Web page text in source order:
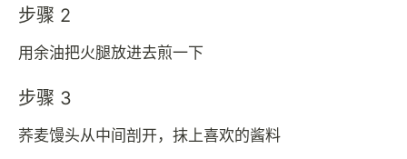
步骤 2
用余油把火腿放进去煎一下
步骤 3
荞麦馒头从中间剖开，抹上喜欢的酱料